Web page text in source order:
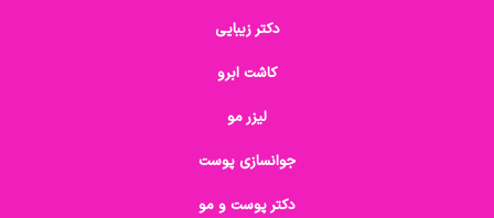
دکتر زیبایی
کاشت ابرو
لیزر مو
جوانسازی پوست
دکتر پوست و مو